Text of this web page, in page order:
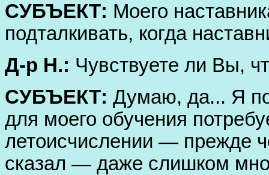
СУБЪЕКТ: Моего
подталкивать, когда
Д-р Н.: Чувствуете ли Вы,
СУБЪЕКТ: Думаю, да... Я
для моего обучения
летоисчислении — прежде
сказал — даже слишком